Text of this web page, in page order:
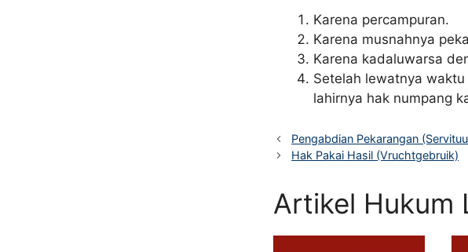
Karena percampuran.
Karena musnahnya
Karena kadaluwarsa
Setelah lewatnya
lahirnya hak numpang
Pengabdian Pekarangan
Hak Pakai Hasil (Vruchtgebruik)
Artikel Hukum